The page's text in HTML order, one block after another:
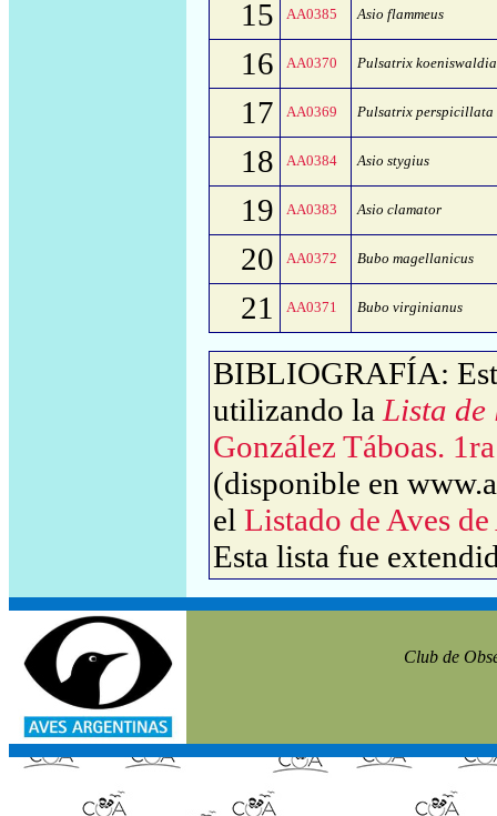
15 AA0385 Asio flammeus
16 AA0370 Pulsatrix
17 AA0369 Pulsatrix perspicillata
18 AA0384 Asio stygius
19 AA0383 Asio clamator
20 AA0372 Bubo magellanicus
21 AA0371 Bubo virginianus
BIBLIOGRAFÍA:
utilizando la Lista de
González Táboas.
(disponible en
el Listado de Aves
Esta lista fue
Club de